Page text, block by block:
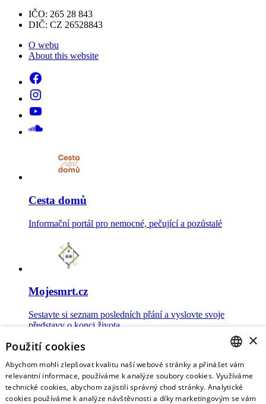
IČO: 265 28 843
DIČ: CZ 26528843
O webu
About this website
Cesta domů
Informační portál pro nemocné, pečující a pozůstalé
Mojesmrt.cz
Sestavte si seznam posledních přání a vyslovte svoje
představy o konci života
Data o umírání
CZECH
ENGLISH
×
Použití cookies
Abychom mohli zlepšovat kvalitu naší webové stránky a přinášet vám
relevantní informace, používáme k analýze soubory cookies. Využíváme
technické cookies, abychom zajistili správný chod stránky. Analytické
cookies používáme k analýze návštěvnosti a díky marketingovým se vám